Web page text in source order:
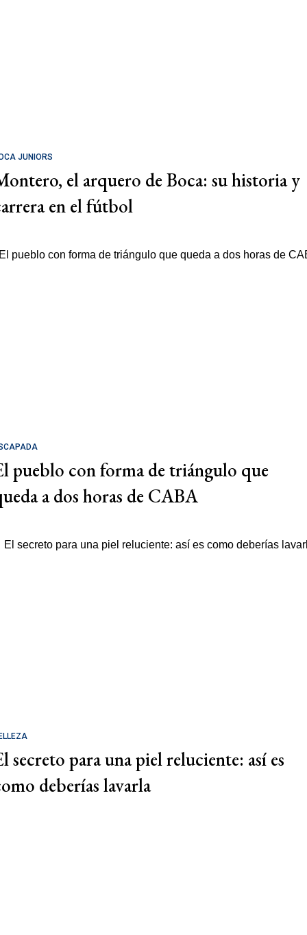
JUNIORS
el arquero de Boca: su historia y
en el fútbol
pueblo con forma de triángulo que
a dos horas de CABA
secreto para una piel reluciente: así es
deberías lavarla